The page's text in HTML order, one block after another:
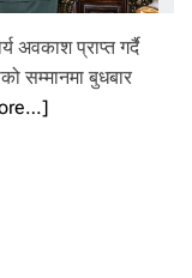
अवकाश प्राप्त गर्दै
सम्मानमा बुधबार